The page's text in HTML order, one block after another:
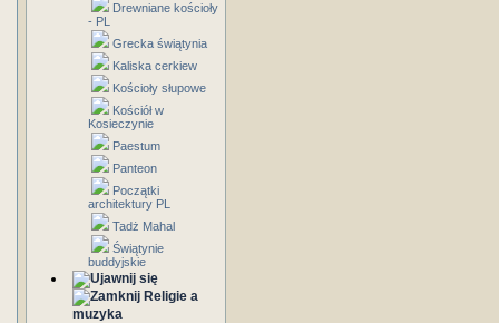
Drewniane kościoły
- PL
Grecka świątynia
Kaliska cerkiew
Kościoły słupowe
Kościół w
Kosieczynie
Paestum
Panteon
Początki
architektury PL
Tadż Mahal
Świątynie
buddyjskie
Religie a
muzyka